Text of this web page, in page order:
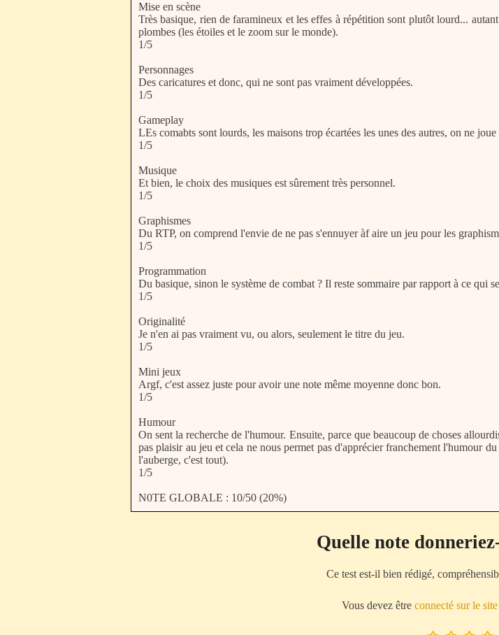
Mise en scène
Très basique, rien de faramineux et les effes à répétition sont plutôt lourd...
plombes (les étoiles et le zoom sur le monde).
1/5
Personnages
Des caricatures et donc, qui ne sont pas vraiment développées.
1/5
Gameplay
LEs comabts sont lourds, les maisons trop écartées les unes des autres, on ne
1/5
Musique
Et bien, le choix des musiques est sûrement très personnel.
1/5
Graphismes
Du RTP, on comprend l'envie de ne pas s'ennuyer àf aire un jeu pour les
1/5
Programmation
Du basique, sinon le système de combat ? Il reste sommaire par rapport à ce qui
1/5
Originalité
Je n'en ai pas vraiment vu, ou alors, seulement le titre du jeu.
1/5
Mini jeux
Argf, c'est assez juste pour avoir une note même moyenne donc bon.
1/5
Humour
On sent la recherche de l'humour. Ensuite, parce que beaucoup de choses
pas plaisir au jeu et cela ne nous permet pas d'apprécier franchement l'humour
l'auberge, c'est tout).
1/5
N0TE GLOBALE : 10/50 (20%)
Quelle note
Ce test est-il bien rédigé,
Vous devez être connecté sur le site